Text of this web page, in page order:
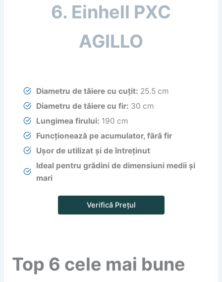
6. Einhell PXC
AGILLO
Diametru de tăiere cu cuțit: 25.5 cm
Diametru de tăiere cu fir: 30 cm
Lungimea firului: 190 cm
Funcționează pe acumulator, fără fir
Ușor de utilizat și de întreținut
Ideal pentru grădini de dimensiuni medii și
mari
Verifică Prețul
Top 6 cele mai bune